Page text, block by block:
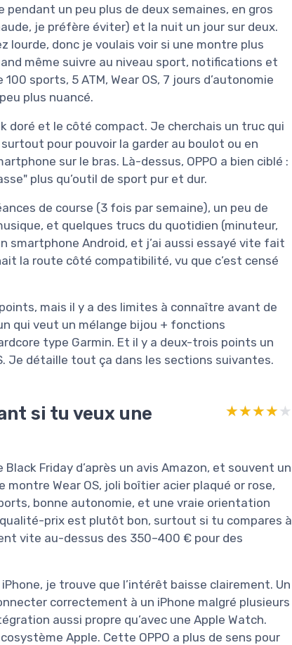
pendant un peu plus de deux semaines, en gros
je préfère éviter) et la nuit un jour sur deux.
lourde, donc je voulais voir si une montre plus
même suivre au niveau sport, notifications et
sports, 5 ATM, Wear OS, 7 jours d’autonomie
plus nuancé.
doré et le côté compact. Je cherchais un truc qui
pour pouvoir la garder au boulot ou en
sur le bras. Là-dessus, OPPO a bien ciblé :
plus qu’outil de sport pur et dur.
de course (3 fois par semaine), un peu de
et quelques trucs du quotidien (minuteur,
smartphone Android, et j’ai aussi essayé vite fait
la route côté compatibilité, vu que c’est censé
mais il y a des limites à connaître avant de
qui veut un mélange bijou + fonctions
type Garmin. Et il y a deux-trois points un
Je détaille tout ça dans les sections suivantes.
si tu veux une
★★★★★
★★★★★
Friday d’après un avis Amazon, et souvent un
Wear OS, joli boîtier acier plaqué or rose,
bonne autonomie, et une vraie orientation
prix est plutôt bon, surtout si tu compares à
vite au-dessus des 350–400 € pour des
je trouve que l’intérêt baisse clairement. Un
correctement à un iPhone malgré plusieurs
aussi propre qu’avec une Apple Watch.
Apple. Cette OPPO a plus de sens pour